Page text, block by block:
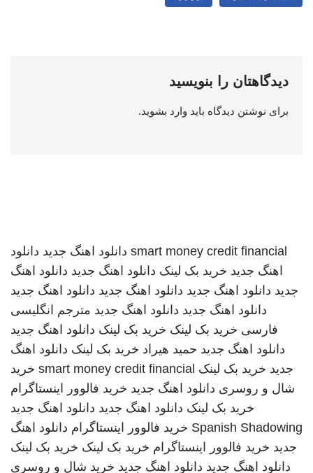
دیدگاهتان را بنویسید
برای نوشتن دیدگاه باید وارد بشوید.
smart money credit financial دانلود اهنگ جدید دانلود
اهنگ جدید خرید بک لینک دانلود اهنگ جدید دانلود اهنگ
جدید دانلود اهنگ جدید دانلود اهنگ جدید دانلود اهنگ جدید
دانلود اهنگ جدید دانلود اهنگ جدید مترجم انگلیسی
فارسی خرید بک لینک خرید بک لینک دانلود اهنگ جدید
دانلود اهنگ جدید حمید هیراد خرید بک لینک دانلود اهنگ
جدید خرید بک لینک smart money credit financial خرید
شال و روسری دانلود اهنگ جدید خرید فالوور اینستاگرام
خرید بک لینک دانلود اهنگ جدید دانلود اهنگ جدید
Spanish Shadowing خرید فالوور اینستاگرام دانلود اهنگ
جدید خرید فالوور اینستاگرام خرید بک لینک خرید بک لینک
دانلود اهنگ جدید دانلود اهنگ جدید خرید شال و روسری